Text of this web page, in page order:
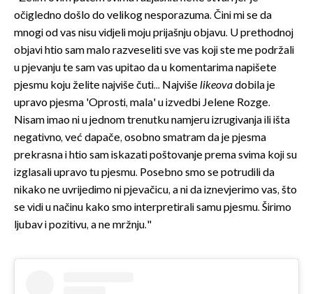
očigledno došlo do velikog nesporazuma. Čini mi se da
mnogi od vas nisu vidjeli moju prijašnju objavu. U prethodnoj
objavi htio sam malo razveseliti sve vas koji ste me podržali
u pjevanju te sam vas upitao da u komentarima napišete
pjesmu koju želite najviše čuti... Najvišelikeovadobila je
upravo pjesma 'Oprosti, mala' u izvedbi Jelene Rozge.
Nisam imao ni u jednom trenutku namjeru izrugivanja ili išta
negativno, već dapače, osobno smatram da je pjesma
prekrasna i htio sam iskazati poštovanje prema svima koji su
izglasali upravo tu pjesmu. Posebno smo se potrudili da
nikako ne uvrijedimo ni pjevačicu, a ni da iznevjerimo vas, što
se vidi u načinu kako smo interpretirali samu pjesmu. Širimo
ljubav i pozitivu, a ne mržnju."